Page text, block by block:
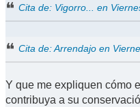
Cita de: Vigorro... en
Cita de: Arrendajo en
Y que me expliquen cómo
contribuya a su